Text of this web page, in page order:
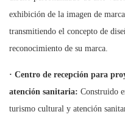
exhibición de la imagen de
transmitiendo el concepto de
reconocimiento de su marca.
· Centro de recepción para
atención sanitaria: Construido
turismo cultural y atención